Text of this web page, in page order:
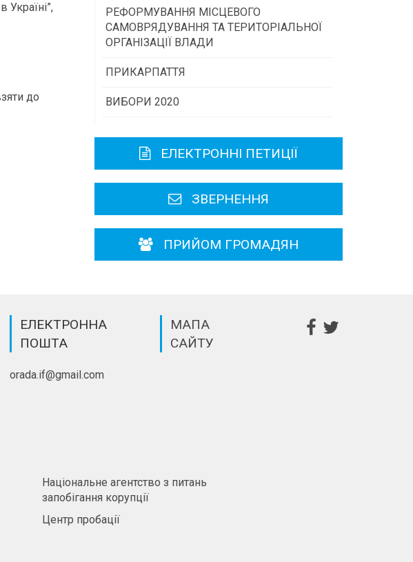
Україні”,
до
Програми/конкурси МТД
Консультативна рада
РЕФОРМУВАННЯ МІСЦЕВОГО
САМОВРЯДУВАННЯ ТА ТЕРИТОРІАЛЬНОЇ
ОРГАНІЗАЦІЇ ВЛАДИ
ПРИКАРПАТТЯ
Історична довідка
Карта області
Районні, міські ради
ВИБОРИ 2020
ЕЛЕКТРОННІ ПЕТИЦІЇ
ЗВЕРНЕННЯ
ПРИЙОМ ГРОМАДЯН
ЕЛЕКТРОННА
ПОШТА
orada.if@gmail.com
МАПА
САЙТУ
Національне агентство з питань
запобігання корупції
Центр пробації